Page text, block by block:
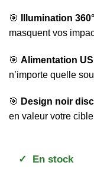
🎯 Illumination
masquent vos
🎯 Alimentation
n’importe quelle
🎯 Design noir
en valeur votre cible
✓ En stock